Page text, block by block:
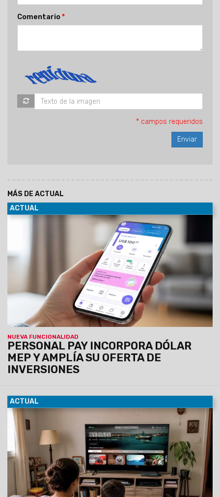
Comentario
* campos requeridos
MÁS DE ACTUAL
ACTUAL
NUEVA FUNCIONALIDAD
PERSONAL PAY INCORPORA DÓLAR
MEP Y AMPLÍA SU OFERTA DE
INVERSIONES
Sin costo por la apertura de la cuenta
comitente para la compra de dólar MEP, se debitará
automáticamente del dinero en cuenta. A partir de hoy, las
personas usuarias de Personal Pay, la billetera virtual
de Personal, tendrán la posibilidad de comprar y
vender dólar MEP desde de la app.
ACTUAL
27/07/2026
Con el objetivo de continuar impulsando la
industria nacional y la producción de contenido de valor,
Personal anuncia una nueva alianza con el Consejo
Nacional de Investigaciones Científicas y Técnicas
(CONICET), para disponibilizar en el catálogo de Flow
producciones audiovisuales desarrolladas por
CONICET Documental.